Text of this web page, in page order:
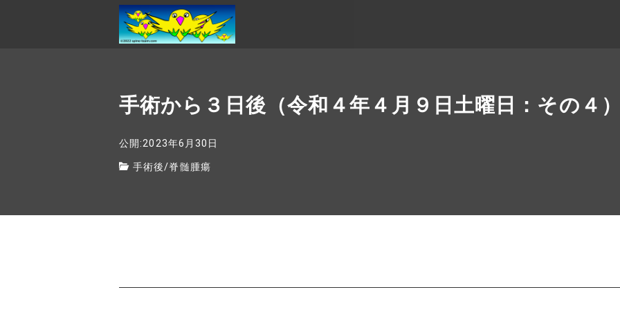
手術から３日後（令和４年４月９日土曜日：その４
公開:2023年6月30日
手術後/脊髄腫瘍